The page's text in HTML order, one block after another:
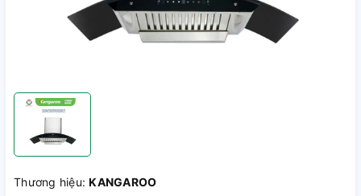
Thương hiệu:KANGAROO